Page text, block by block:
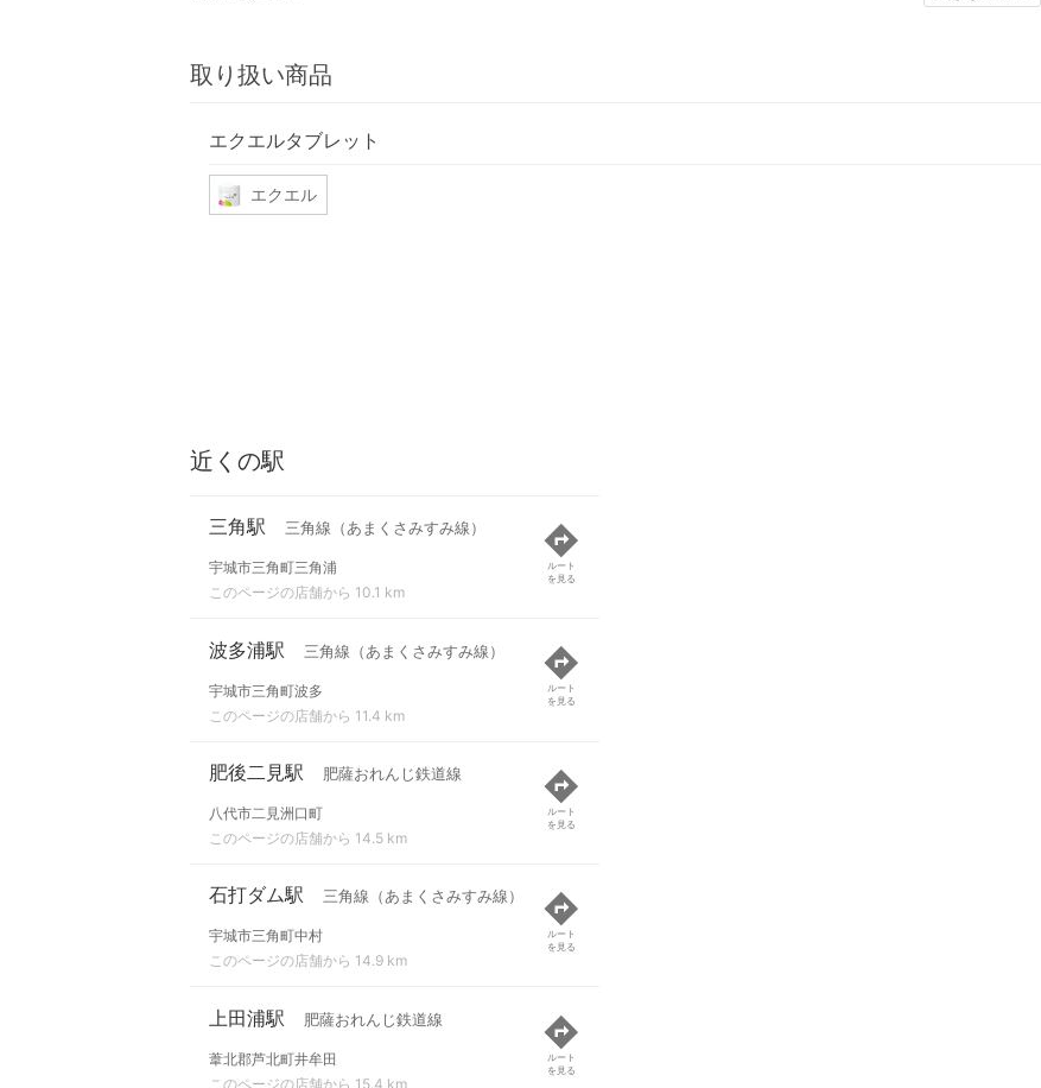
取り扱い商品
エクエルタブレット
エクエル
近くの駅
三角駅 三角線（あまくさみすみ線）
宇城市三角町三角浦
このページの店舗から 10.1 km
ルート
を見る
波多浦駅 三角線（あまくさみすみ線）
宇城市三角町波多
このページの店舗から 11.4 km
ルート
を見る
肥後二見駅 肥薩おれんじ鉄道線
八代市二見洲口町
このページの店舗から 14.5 km
ルート
を見る
石打ダム駅 三角線（あまくさみすみ線）
宇城市三角町中村
このページの店舗から 14.9 km
ルート
を見る
上田浦駅 肥薩おれんじ鉄道線
葦北郡芦北町井牟田
このページの店舗から 15.4 km
ルート
を見る